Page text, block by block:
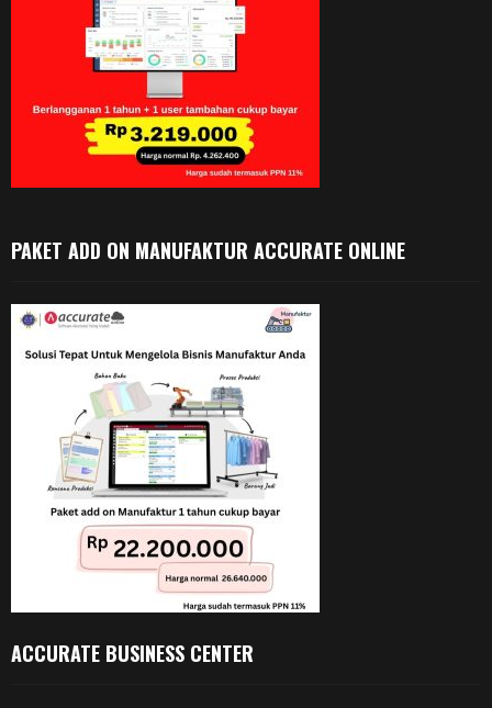
PAKET ADD ON MANUFAKTUR ACCURATE ONLINE
ACCURATE BUSINESS CENTER